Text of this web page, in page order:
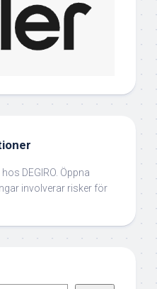
DEGIRO. Öppna
involverar risker för